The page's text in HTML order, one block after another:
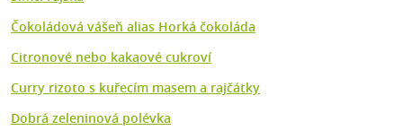
Čokoládová vášeň alias Horká čokoláda
Citronové nebo kakaové cukroví
Curry rizoto s kuřecím masem a rajčátky
Dobrá zeleninová polévka